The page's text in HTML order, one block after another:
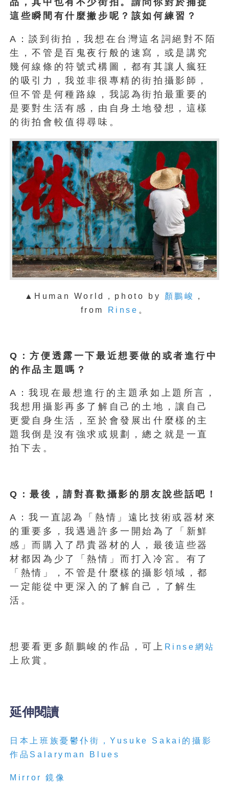
品，其中也有不少街拍。請問你對於捕捉
這些瞬間有什麼撇步呢？該如何練習？
A：談到街拍，我想在台灣這名詞絕對不陌
生，不管是百鬼夜行般的速寫，或是講究
幾何線條的符號式構圖，都有其讓人瘋狂
的吸引力，我並非很專精的街拍攝影師，
但不管是何種路線，我認為街拍最重要的
是要對生活有感，由自身土地發想，這樣
的街拍會較值得尋味。
▲Human World，photo by 顏鵬峻
，
from
Rinse 。
Q：方便透露一下最近想要做的或者進行中
的作品主題嗎？
A：我現在最想進行的主題承如上題所言，
我想用攝影再多了解自己的土地，讓自己
更愛自身生活，至於會發展出什麼樣的主
題我倒是沒有強求或規劃，總之就是一直
拍下去。
Q：最後，請對喜歡攝影的朋友說些話吧！
A：我一直認為「熱情」遠比技術或器材來
的重要多，我遇過許多一開始為了「新鮮
感」而購入了昂貴器材的人，最後這些器
材都因為少了「熱情」而打入冷宮。有了
「熱情」，不管是什麼樣的攝影領域，都
一定能從中更深入的了解自己，了解生
活。
想要看更多顏鵬峻的作品，可上 Rinse網站
上欣賞。
延伸閱讀
日本上班族憂鬱仆街，Yusuke Sakai的攝影
作品Salaryman Blues
Mirror 鏡像